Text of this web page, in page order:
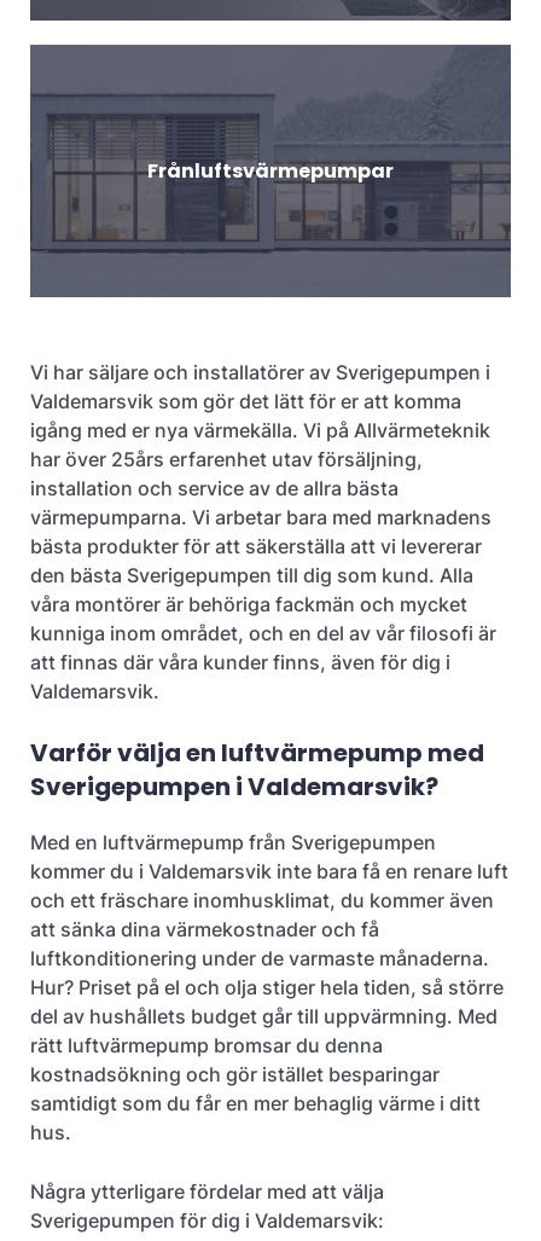
Frånluftsvärmepumpar
Vi har säljare och installatörer av Sverigepumpen i
Valdemarsvik som gör det lätt för er att komma
igång med er nya värmekälla. Vi på Allvärmeteknik
har över 25års erfarenhet utav försäljning,
installation och service av de allra bästa
värmepumparna. Vi arbetar bara med marknadens
bästa produkter för att säkerställa att vi levererar
den bästa Sverigepumpen till dig som kund. Alla
våra montörer är behöriga fackmän och mycket
kunniga inom området, och en del av vår filosofi är
att finnas där våra kunder finns, även för dig i
Valdemarsvik.
Varför välja en luftvärmepump med
Sverigepumpen i Valdemarsvik?
Med en luftvärmepump från Sverigepumpen
kommer du i Valdemarsvik inte bara få en renare luft
och ett fräschare inomhusklimat, du kommer även
att sänka dina värmekostnader och få
luftkonditionering under de varmaste månaderna.
Hur? Priset på el och olja stiger hela tiden, så större
del av hushållets budget går till uppvärmning. Med
rätt luftvärmepump bromsar du denna
kostnadsökning och gör istället besparingar
samtidigt som du får en mer behaglig värme i ditt
hus.
Några ytterligare fördelar med att välja
Sverigepumpen för dig i Valdemarsvik: